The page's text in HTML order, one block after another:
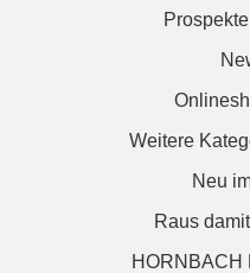
Weitere
Neu
Raus
HORNBACH